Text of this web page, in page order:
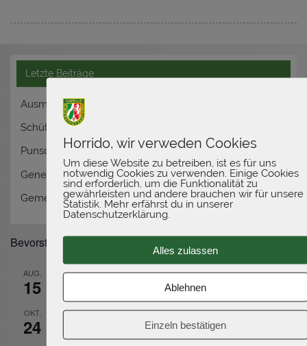
Letzte Beiträge
Ausmarsch Capelle
Schützenfest Nordkirchen
Punsch im Park
Generalversammlung 2026
Gemeinde-Biwak 2025 – Wir feiern gemeinsam!
Bevorstehende Veranstaltungen
AUG.
15
Ganztägig
Schützenfest Südkirchen
OKT.
24
Ganztägig
Kleinkaliberschießen Senden
Horrido, wir verweden Cookies
Um diese Website zu betreiben, ist es für uns
notwendig Cookies zu verwenden. Einige Cookies
sind erforderlich, um die Funktionalität zu
gewährleisten und andere brauchen wir für unsere
Statistik. Mehr erfährst du in unserer
Datenschutzerklärung.
Alles zulassen
Ablehnen
Einzeln bestätigen